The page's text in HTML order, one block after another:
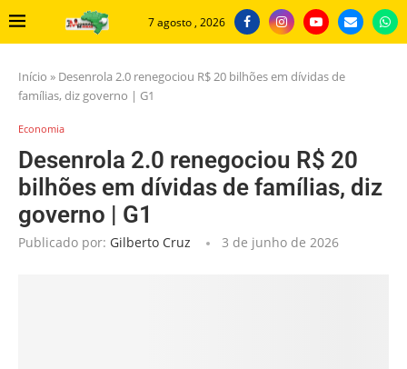
7 agosto , 2026
Início » Desenrola 2.0 renegociou R$ 20 bilhões em dívidas de
famílias, diz governo | G1
Economia
Desenrola 2.0 renegociou R$ 20
bilhões em dívidas de famílias, diz
governo | G1
Publicado por: Gilberto Cruz 3 de junho de 2026